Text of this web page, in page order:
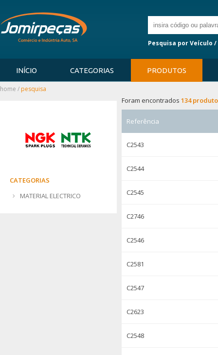
Pesquisa por Veículo
INÍCIO CATEGORIAS PRODUTOS
home / pesquisa
CATEGORIAS
MATERIAL ELECTRICO
Foram encontrados 134
Referência
C2543
C2544
C2545
C2746
C2546
C2581
C2547
C2623
C2548